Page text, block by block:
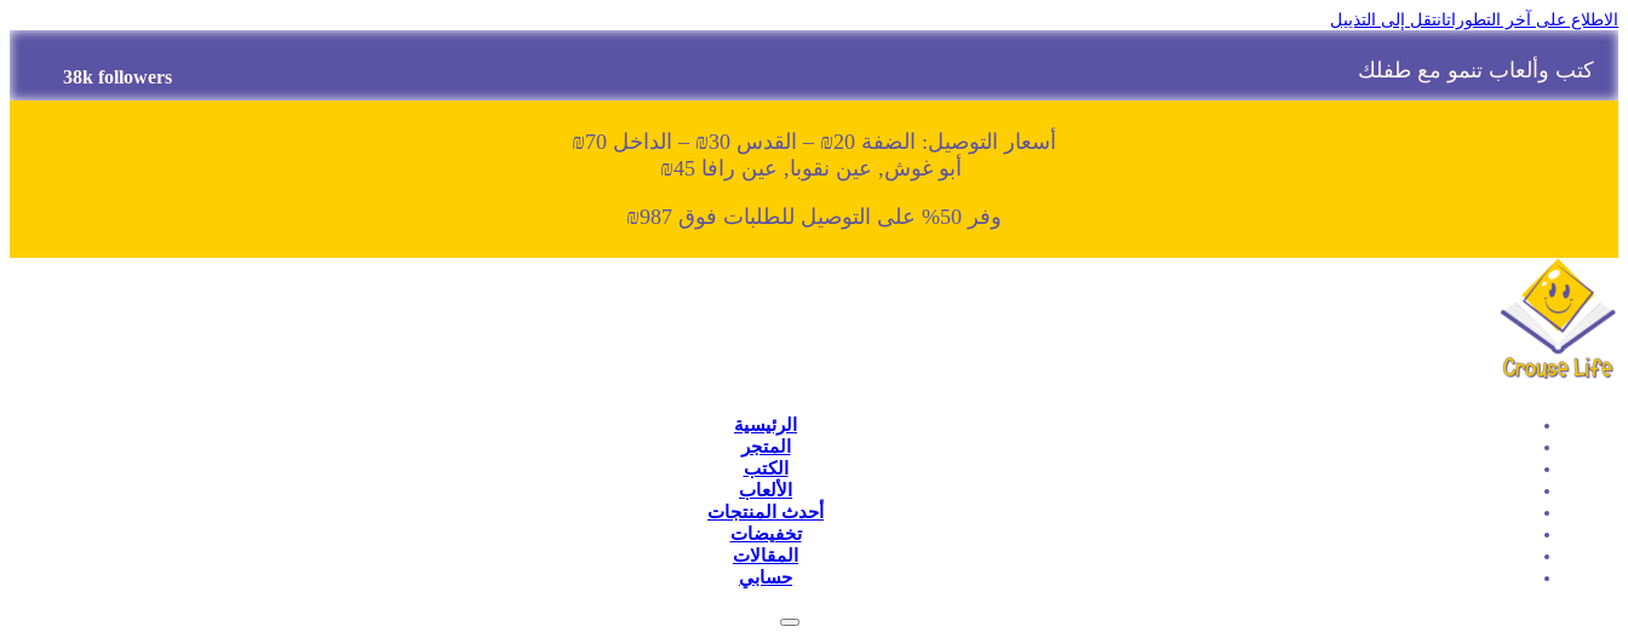
الاطلاع على آخر التطوراتانتقل إلى التذييل
كتب وألعاب تنمو مع طفلك 38k followers
أسعار التوصيل: الضفة 20₪ – القدس 30₪ – الداخل 70₪
أبو غوش, عين نقوبا, عين رافا 45₪
وفر 50% على التوصيل للطلبات فوق 987₪
الرئيسية
المتجر
الكتب
الألعاب
أحدث المنتجات
تخفيضات
المقالات
حسابي